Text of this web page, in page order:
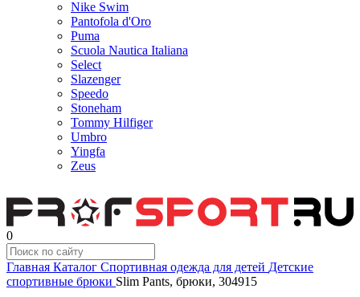
Nike Swim
Pantofola d'Oro
Puma
Scuola Nautica Italiana
Select
Slazenger
Speedo
Stoneham
Tommy Hilfiger
Umbro
Yingfa
Zeus
0
Главная Каталог Спортивная одежда для детей Детские
спортивные брюки Slim Pants, брюки, 304915